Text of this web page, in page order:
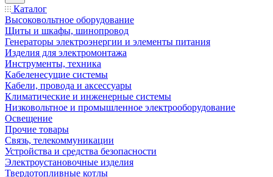
Каталог
Высоковольтное оборудование
Щиты и шкафы, шинопровод
Генераторы электроэнергии и элементы питания
Изделия для электромонтажа
Инструменты, техника
Кабеленесущие системы
Кабели, провода и аксессуары
Климатические и инженерные системы
Низковольтное и промышленное электрооборудование
Освещение
Прочие товары
Связь, телекоммуникации
Устройства и средства безопасности
Электроустановочные изделия
Твердотопливные котлы